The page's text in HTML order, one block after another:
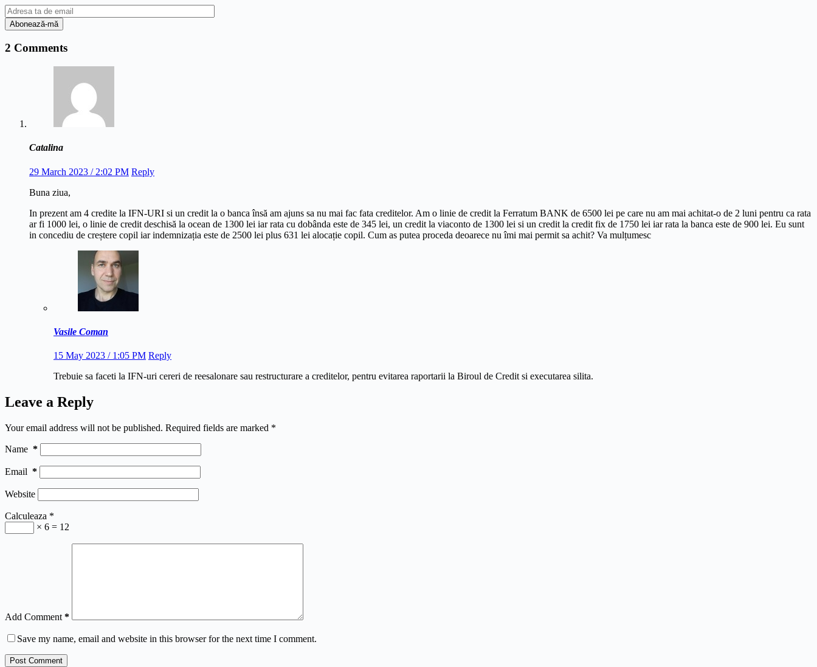
2 Comments
Catalina
29 March 2023 / 2:02 PM Reply
Buna ziua,
In prezent am 4 credite la IFN-URI si un credit la o banca însă am ajuns sa nu mai fac fata creditelor. Am o linie de credit la Ferratum BANK de 6500 lei pe care nu am mai achitat-o de 2 luni pentru ca rata
ar fi 1000 lei, o linie de credit deschisă la ocean de 1300 lei iar rata cu dobânda este de 345 lei, un credit la viaconto de 1300 lei si un credit la credit fix de 1750 lei iar rata la banca este de 900 lei. Eu sunt
in concediu de creștere copil iar indemnizația este de 2500 lei plus 631 lei alocație copil. Cum as putea proceda deoarece nu îmi mai permit sa achit? Va mulțumesc
Vasile Coman
15 May 2023 / 1:05 PM Reply
Trebuie sa faceti la IFN-uri cereri de reesalonare sau restructurare a creditelor, pentru evitarea raportarii la Biroul de Credit si executarea silita.
Leave a Reply
Your email address will not be published. Required fields are marked *
Name *
Email *
Website
Calculeaza *
× 6 = 12
Add Comment *
Save my name, email and website in this browser for the next time I comment.
Post Comment